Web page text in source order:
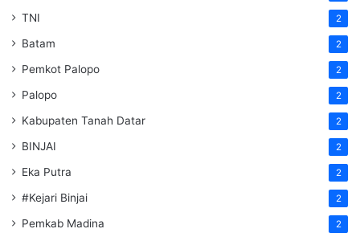
TNI 2
Batam 2
Pemkot Palopo 2
Palopo 2
Kabupaten Tanah Datar 2
BINJAI 2
Eka Putra 2
#Kejari Binjai 2
Pemkab Madina 2